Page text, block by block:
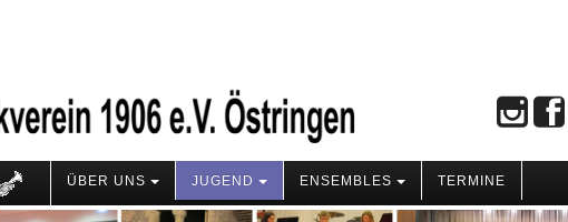
ÜBER UNS JUGEND ENSEMBLES TERMINE